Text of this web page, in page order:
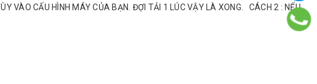
CẤU HÌNH MÁY CỦA BẠN. ĐỢI TẢI 1 LÚC VẬY LÀ XONG. CÁCH 2 : NẾU